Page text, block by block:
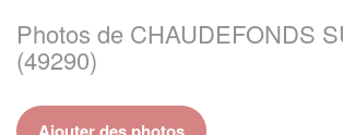
Photos de CHAUDEFONDS
(49290)